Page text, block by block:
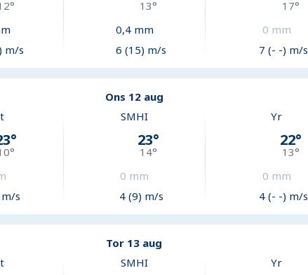
°
m/s
13°
0,4mm
6 (15) m/s
17°
0 mm
7 (- -) m/s
Ons 12 aug
°
°
s
SMHI
23°
14°
0 mm
4 (9) m/s
Yr
22°
13°
0 mm
4 (- -) m/s
Tor 13 aug
SMHI Yr